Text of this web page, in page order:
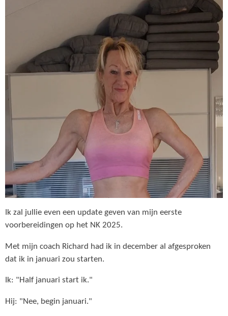
Ik zal jullie even een update geven van mijn eerste
voorbereidingen op het NK 2025.
Met mijn coach Richard had ik in december al afgesproken
dat ik in januari zou starten.
Ik: "Half januari start ik."
Hij: "Nee, begin januari."